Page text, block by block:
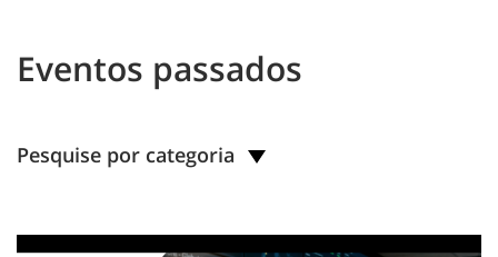
Eventos passados
Pesquise por categoria